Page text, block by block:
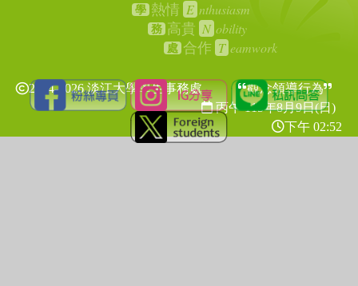
學 熱情 E nthusiasm
務 高貴 N obility
處 合作 T eamwork
2024-2026 淡江大學學生事務處
觀念領導行為
丙午 115年8月9日(日)
下午 02:52